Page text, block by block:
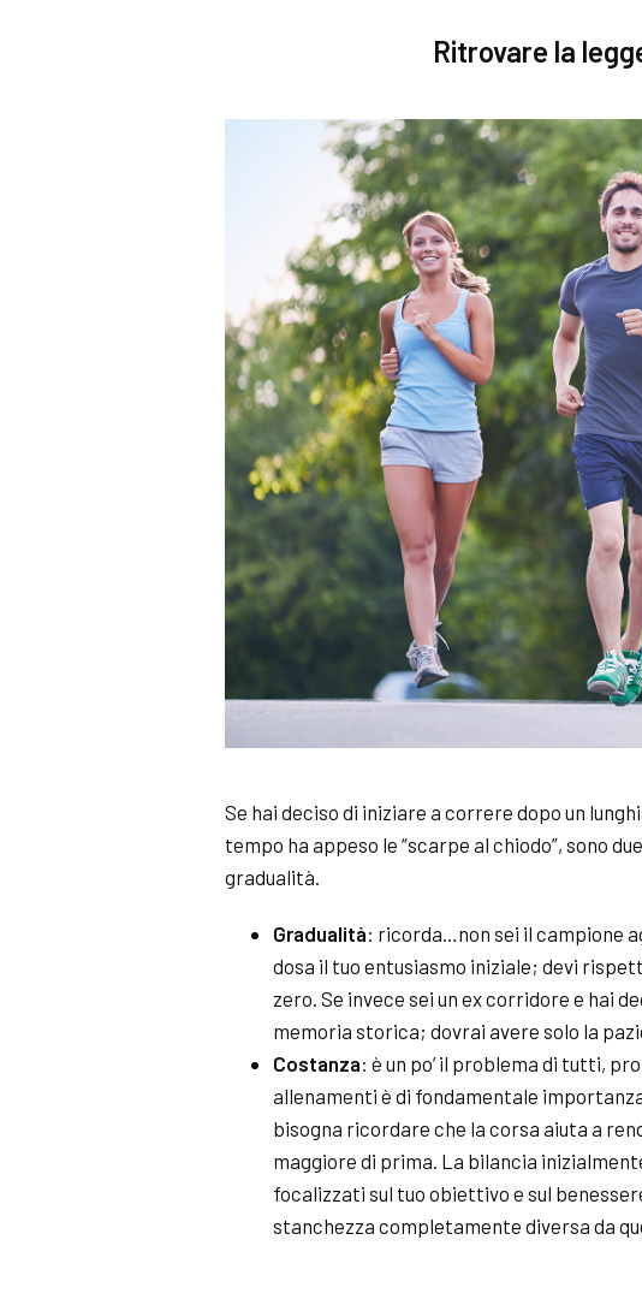
Ritrovare la
Se hai deciso di iniziare a correre dopo un
tempo ha appeso le “scarpe al chiodo”, sono
gradualità.
Gradualità: ricorda…non sei il campione
dosa il tuo entusiasmo iniziale; devi
zero. Se invece sei un ex corridore e hai
memoria storica; dovrai avere solo la
Costanza: è un po’ il problema di tutti,
allenamenti è di fondamentale
bisogna ricordare che la corsa aiuta a
maggiore di prima. La bilancia
focalizzati sul tuo obiettivo e sul
stanchezza completamente diversa da